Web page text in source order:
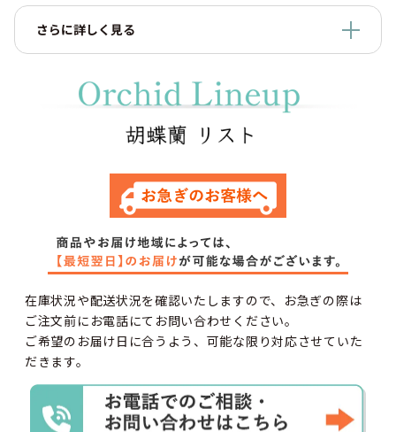
さらに詳しく見る
色:
在庫状況や配送状況を確認いたしますので、お急ぎの際は
ご注文前にお電話にてお問い合わせください。
ご希望のお届け日に合うよう、可能な限り対応させていた
だきます。